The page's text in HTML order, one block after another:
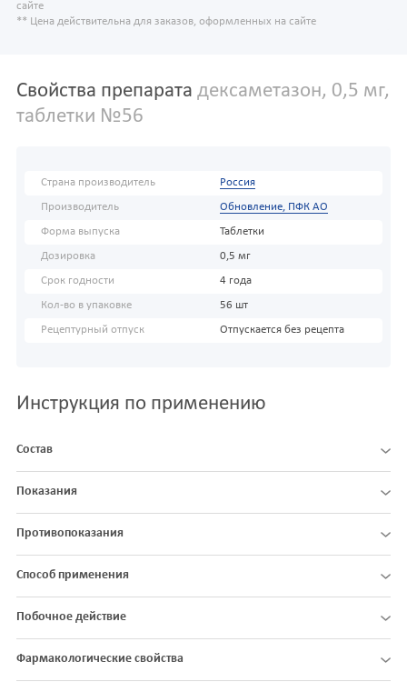
сайте
** Цена действительна для заказов, оформленных на сайте
Свойства препарата дексаметазон, 0,5 мг,
таблетки №56
Страна производитель Россия
Производитель Обновление, ПФК АО
Форма выпуска Таблетки
Дозировка 0,5 мг
Срок годности 4 года
Кол-во в упаковке 56 шт
Рецептурный отпуск Отпускается без рецепта
Инструкция по применению
Состав
Показания
Противопоказания
Способ применения
Побочное действие
Фармакологические свойства